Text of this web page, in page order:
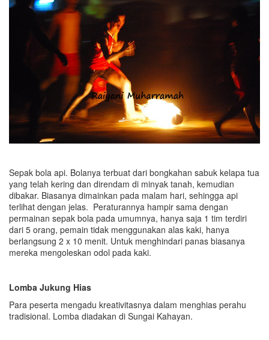
Sepak bola api. Bolanya terbuat dari bongkahan sabuk kelapa tua
yang telah kering dan direndam di minyak tanah, kemudian
dibakar. Biasanya dimainkan pada malam hari, sehingga api
terlihat dengan jelas. Peraturannya hampir sama dengan
permainan sepak bola pada umumnya, hanya saja 1 tim terdiri
dari 5 orang, pemain tidak menggunakan alas kaki, hanya
berlangsung 2 x 10 menit. Untuk menghindari panas biasanya
mereka mengoleskan odol pada kaki.
Lomba Jukung Hias
Para peserta mengadu kreativitasnya dalam menghias perahu
tradisional. Lomba diadakan di Sungai Kahayan.